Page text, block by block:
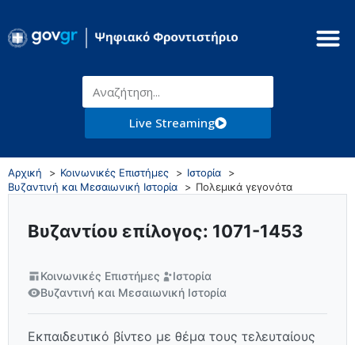
Live Streaming
Αρχική Κοινωνικές Επιστήμες
Ιστορία
Βυζαντινή και Μεσαιωνική Ιστορία
Πολεμικά γεγονότα
Βυζαντίου επίλογος: 1071-1453
Κοινωνικές Επιστήμες
Ιστορία
Βυζαντινή και Μεσαιωνική Ιστορία
Εκπαιδευτικό βίντεο με θέμα τους τελευταίους